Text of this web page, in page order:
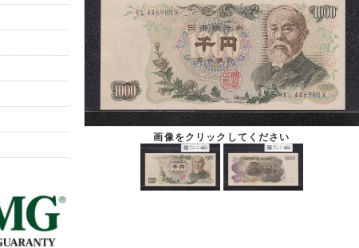
画像をクリックしてください